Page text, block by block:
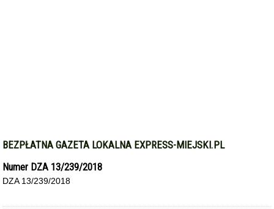
BEZPŁATNA GAZETA LOKALNA EXPRESS-MIEJSKI.PL
Numer DZA 13/239/2018
DZA 13/239/2018